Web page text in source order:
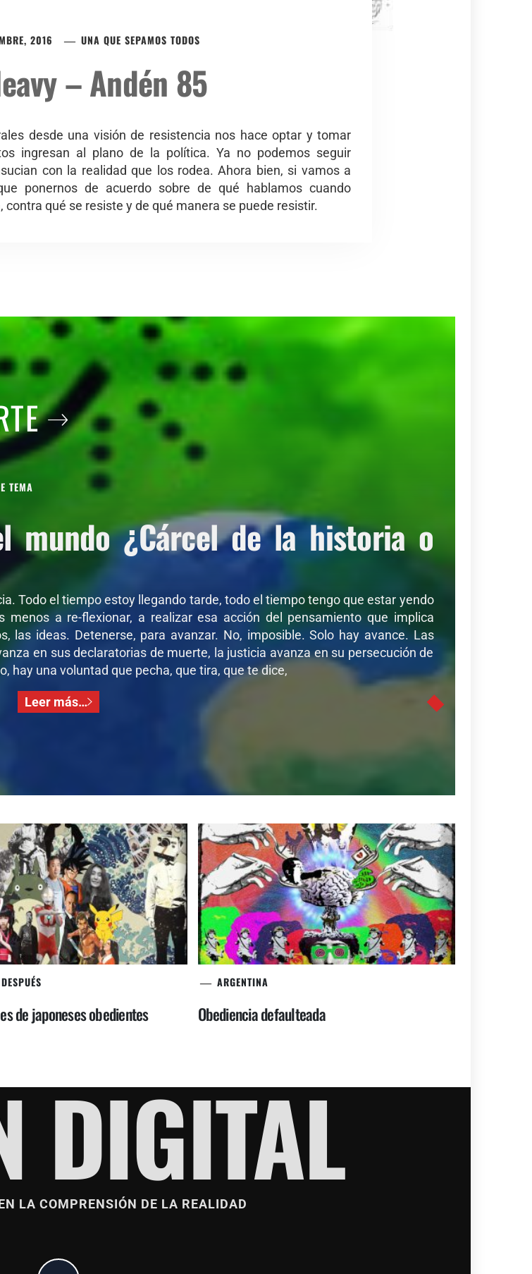
2016 UNA QUE SEPAMOS TODOS
– Andén 85
desde una visión de resistencia nos hace optar y tomar
ingresan al plano de la política. Ya no podemos seguir
con la realidad que los rodea. Ahora bien, si vamos a
ponernos de acuerdo sobre de qué hablamos cuando
qué se resiste y de qué manera se puede resistir.
TEMA
mundo ¿Cárcel de la historia o
Todo el tiempo estoy llegando tarde, todo el tiempo tengo que estar yendo
menos a re-flexionar, a realizar esa acción del pensamiento que implica
las ideas. Detenerse, para avanzar. No, imposible. Solo hay avance. Las
en sus declaratorias de muerte, la justicia avanza en su persecución de
hay una voluntad que pecha, que tira, que te dice,
Leer más…
de japoneses obedientes
ARGENTINA
Obediencia defaulteada
DIGITAL
LA COMPRENSIÓN DE LA REALIDAD